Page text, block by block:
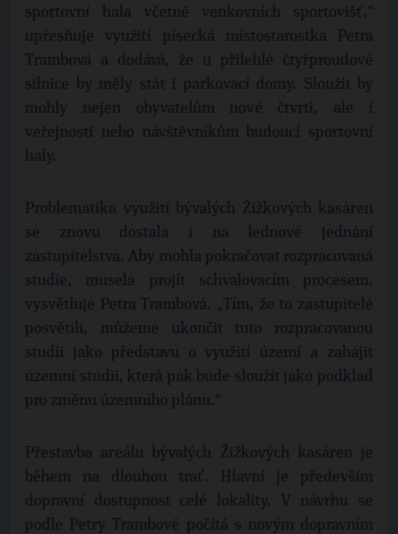
sportovní hala včetně venkovních sportovišť,“
upřesňuje využití písecká místostarostka Petra
Trambová a dodává, že u přilehlé čtyřproudové
silnice by měly stát i parkovací domy. Sloužit by
mohly nejen obyvatelům nové čtvrti, ale i
veřejnosti nebo návštěvníkům budoucí sportovní
haly.
Problematika využití bývalých Žižkových kasáren
se znovu dostala i na lednové jednání
zastupitelstva. Aby mohla pokračovat rozpracovaná
studie, musela projít schvalovacím procesem,
vysvětluje Petra Trambová. „Tím, že to zastupitelé
posvětili, můžeme ukončit tuto rozpracovanou
studii jako představu o využití území a zahájit
územní studii, která pak bude sloužit jako podklad
pro změnu územního plánu.“
Přestavba areálu bývalých Žižkových kasáren je
během na dlouhou trať. Hlavní je především
dopravní dostupnost celé lokality. V návrhu se
podle Petry Trambové počítá s novým dopravním